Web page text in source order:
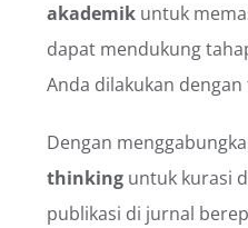
akademik untuk
dapat mendukung
Anda dilakukan
Dengan
thinking untuk kurasi
publikasi di jurnal